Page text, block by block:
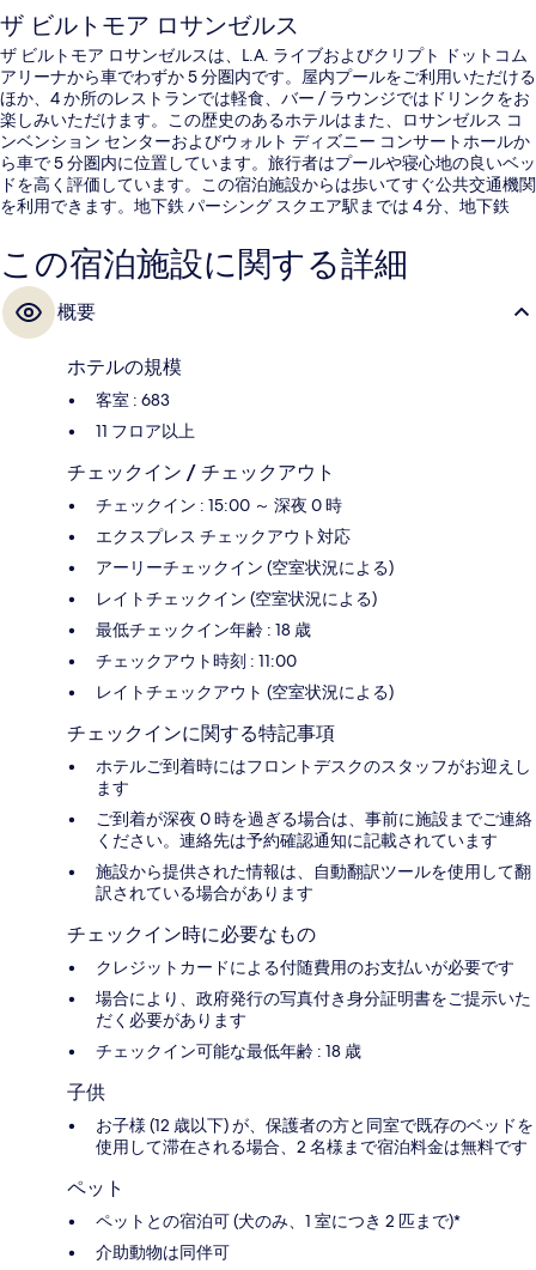
ザ ビルトモア ロサンゼルス
ザ ビルトモア ロサンゼルスは、L.A. ライブおよびクリプト ドットコム
アリーナから車でわずか 5 分圏内です。屋内プールをご利用いただける
ほか、4 か所のレストランでは軽食、バー / ラウンジではドリンクをお
楽しみいただけます。この歴史のあるホテルはまた、ロサンゼルス コ
ンベンション センターおよびウォルト ディズニー コンサートホールか
ら車で 5 分圏内に位置しています。旅行者はプールや寝心地の良いベッ
ドを高く評価しています。この宿泊施設からは歩いてすぐ公共交通機関
を利用できます。地下鉄 パーシング スクエア駅までは 4 分、地下鉄
この宿泊施設に関する詳細
概要
ホテルの規模
客室 : 683
11 フロア以上
チェックイン / チェックアウト
チェックイン : 15:00 ～ 深夜 0 時
エクスプレス チェックアウト対応
アーリーチェックイン (空室状況による)
レイトチェックイン (空室状況による)
最低チェックイン年齢 : 18 歳
チェックアウト時刻 : 11:00
レイトチェックアウト (空室状況による)
チェックインに関する特記事項
ホテルご到着時にはフロントデスクのスタッフがお迎えし
ます
ご到着が深夜 0 時を過ぎる場合は、事前に施設までご連絡
ください。連絡先は予約確認通知に記載されています
施設から提供された情報は、自動翻訳ツールを使用して翻
訳されている場合があります
チェックイン時に必要なもの
クレジットカードによる付随費用のお支払いが必要です
場合により、政府発行の写真付き身分証明書をご提示いた
だく必要があります
チェックイン可能な最低年齢 : 18 歳
子供
お子様 (12 歳以下) が、保護者の方と同室で既存のベッドを
使用して滞在される場合、2 名様まで宿泊料金は無料です
ペット
ペットとの宿泊可 (犬のみ、1 室につき 2 匹まで)*
介助動物は同伴可